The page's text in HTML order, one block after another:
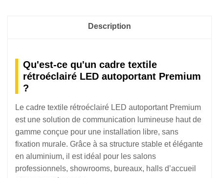
Description
Qu'est-ce qu'un cadre textile
rétroéclairé LED autoportant Premium
?
Le cadre textile rétroéclairé LED autoportant Premium
est une solution de communication lumineuse haut de
gamme conçue pour une installation libre, sans
fixation murale. Grâce à sa structure stable et élégante
en aluminium, il est idéal pour les salons
professionnels, showrooms, bureaux, halls d’accueil